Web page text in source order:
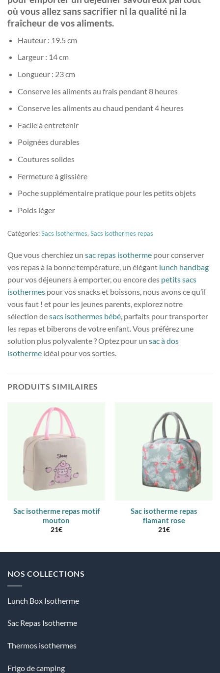
où vous allez sans sacrifier ni la qualité ni la
fraîcheur de vos aliments.
Hauteur : 19.5 cm
Largeur : 14 cm
Longueur : 23 cm
Conserve les aliments au frais pendant 8 heures
Conserve les aliments au chaud pendant 4 heures
Facile à entretenir
Poignées durables
Coutures solides
Fermeture à glissière
Poche supplémentaire pratique pour les petits objets
Poids léger
Catégories:Sacs Isothermes, Sacs isothermes repas
Que vous cherchiez un sac repas isotherme pour conserver
vos repas à la bonne température, un élégant lunch handbag
pour vos déjeuners à emporter, ou encore des petits sacs
isothermes pour vos snacks et boissons, nous avons ce qu’il
vous faut ! et pour les jeunes parents, explorez notre
sélection desacs isothermes bébé, parfaits pour transporter
les repas et biberons de votre enfant. Vous préférez une
solution plus polyvalente ? Optez pour un sac à dos
isotherme idéal pour vos sorties.
PRODUITS SIMILAIRES
Sac isotherme repas motif
mouton
21€
Sac isotherme repas
flamant rose
21€
NOS COLLECTIONS
Lunch Box Isotherme
Sac Repas Isotherme
Thermos isothermes
Frigo de camping